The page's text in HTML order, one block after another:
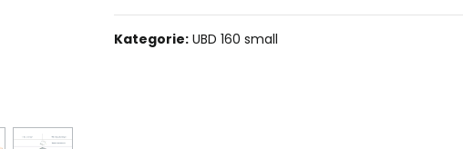
Kategorie: UBD 160 small